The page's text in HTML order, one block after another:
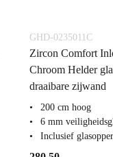
GHD-0235011C
Zircon Comfort
Chroom Helder
draaibare zijwand
200 cm hoog
6 mm
Inclusief